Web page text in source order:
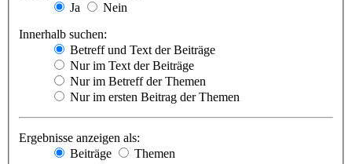
Ja
Nein
Innerhalb suchen:
Betreff und Text der Beiträge
Nur im Text der Beiträge
Nur im Betreff der Themen
Nur im ersten Beitrag der Themen
Ergebnisse anzeigen als:
Beiträge
Themen